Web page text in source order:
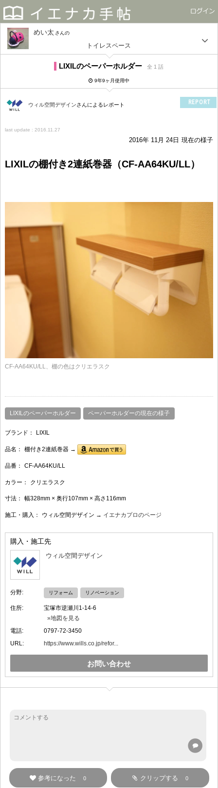
めい太 さん
トイレスペース
LIXILのペーパーホルダー 全 1 話
9年9ヶ月使用中
ウィル空間デザインさんによるレポート REPORT
last update : 2016.11.27
2016年 11月 24日 現在の様子
LIXILの棚付き2連紙巻器（CF-AA64KU/LL）
CF-AA64KU/LL、棚の色はクリエラスク
LIXILのペーパーホルダー ペーパーホルダーの現在の様子
ブランド： LIXIL
品名： 棚付き2連紙巻器 →
品番： CF-AA64KU/LL
カラー： クリエラスク
寸法： 幅328mm × 奥行107mm × 高さ116mm
施工・購入： ウィル空間デザイン → イエナカプロのページ
購入・施工先
ウィル空間デザイン
分野: リフォーム リノベーション
住所:
宝塚市逆瀬川1-14-6
»地図を見る
電話:
0797-72-3450
URL:
https://www.wills.co.jp/refor...
お問い合わせ
クリップする 0
参考になった 0